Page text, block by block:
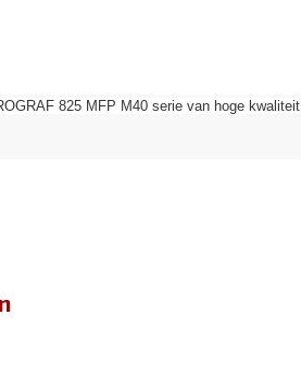
825 MFP M40 serie van hoge kwaliteit